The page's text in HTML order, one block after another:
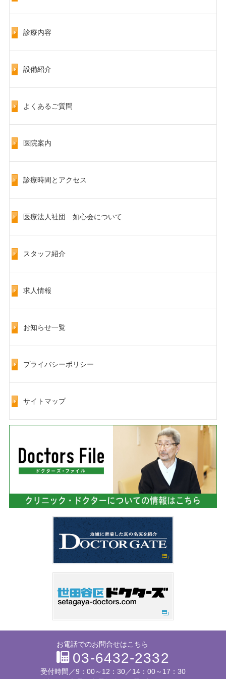
診療内容
設備紹介
よくあるご質問
医院案内
診療時間とアクセス
医療法人社団 如心会について
スタッフ紹介
求人情報
お知らせ一覧
プライバシーポリシー
サイトマップ
お電話でのお問合せはこちら
03-6432-2332
受付時間／9：00～12：30／14：00～17：30